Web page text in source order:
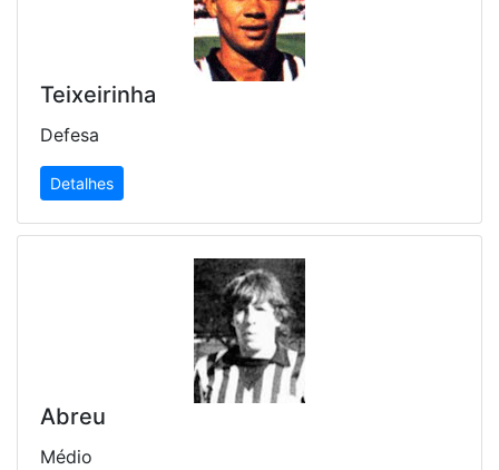
Teixeirinha
Defesa
Detalhes
Abreu
Médio